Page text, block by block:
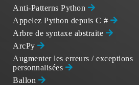
Anti-Patterns Python
Appelez Python depuis C #
Arbre de syntaxe abstraite
ArcPy
Augmenter les erreurs / exceptions
personnalisées
Ballon